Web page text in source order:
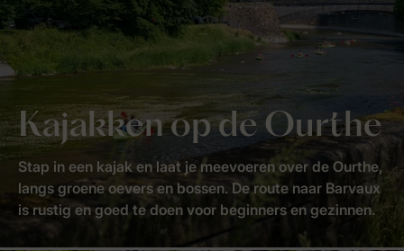
Kajakken op de Ourthe
Stap in een kajak en laat je meevoeren over de Ourthe,
langs groene oevers en bossen. De route naar Barvaux
is rustig en goed te doen voor beginners en gezinnen.